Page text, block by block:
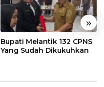
»
Bupati Melantik 132 CPNS
Yang Sudah Dikukuhkan